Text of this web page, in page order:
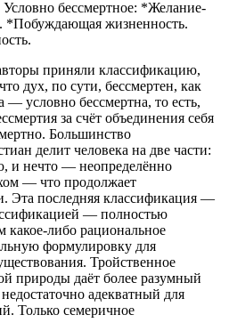
Условно бессмертное: *Желание-
*Побуждающая жизненность.
приняли классификацию,
дух, по сути, бессмертен, как
— условно бессмертна, то есть,
за счёт объединения себя
Большинство
делит человека на две части:
и нечто — неопределённо
— что продолжает
Эта последняя классификация —
— полностью
какое-либо рациональное
формулировку для
Тройственное
природы даёт более разумный
адекватный для
Только семеричное